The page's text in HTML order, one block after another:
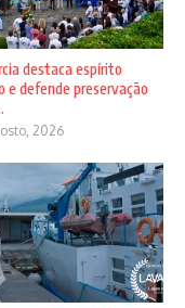
destaca espírito
e defende preservação
2026